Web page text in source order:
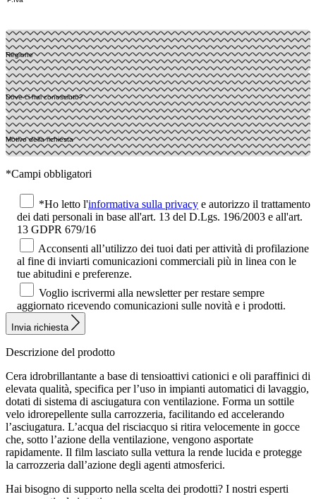
*Campi obbligatori
*Ho letto l'informativa sulla privacy e autorizzo il trattamento
dei dati personali in base all'art. 13 del D.Lgs. 196/2003 e all'art.
13 GDPR 679/16
Acconsenti all’utilizzo dei tuoi dati per attività di profilazione
al fine di inviarti comunicazioni commerciali più in linea con le
tue abitudini e preferenze.
Voglio iscrivermi alla newsletter per restare sempre
aggiornato ricevendo comunicazioni sulle novità e i prodotti.
Invia richiesta
Descrizione del prodotto
Cera idrobrillantante a base di tensioattivi cationici e oli paraffinici di
elevata qualità, specifica per l’uso in impianti automatici di lavaggio,
dotati di sistema di asciugatura con ventilazione. Forma un sottile
velo idrorepellente sulla carrozzeria, facilitando ed accelerando
l’asciugatura. L’acqua del risciacquo si ritira velocemente in gocce
che, sotto l’azione della ventilazione, vengono asportate
rapidamente. Il film lasciato sulla vettura la rende lucida e protegge
la carrozzeria dall’azione degli agenti atmosferici.
Hai bisogno di supporto nella scelta dei prodotti? I nostri esperti